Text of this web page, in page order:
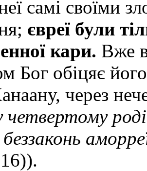
самі своїми
євреї були
кари. Вже
Бог обіцяє
через
четвертому